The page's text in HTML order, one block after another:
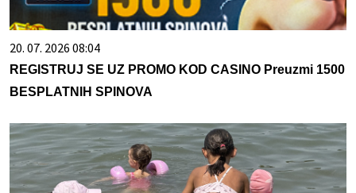
20. 07. 2026 08:04
REGISTRUJ SE UZ PROMO KOD CASINO Preuzmi 1500
BESPLATNIH SPINOVA